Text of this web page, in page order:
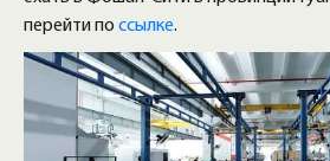
перейти по ссылке.